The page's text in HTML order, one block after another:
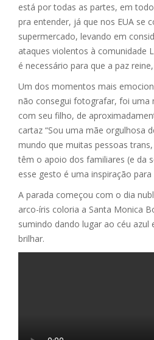
está por todas as partes, em
pra entender, já que nos EUA se
supermercado, levando em
ataques violentos à comunidade
é necessário para que a paz
Um dos momentos mais
não consegui fotografar, foi uma
com seu filho, de
cartaz “Sou uma mãe orgulhosa
mundo que muitas pessoas
têm o apoio dos familiares (e da
esse gesto é uma inspiração
A parada começou com o dia
arco-íris coloria a Santa Monica
sumindo dando lugar ao céu azul
brilhar.